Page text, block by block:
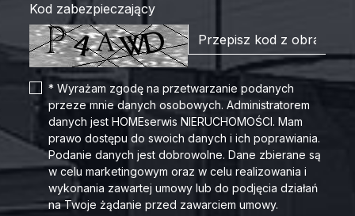
Kod zabezpieczający
* Wyrażam zgodę na przetwarzanie podanych
przeze mnie danych osobowych. Administratorem
danych jest HOMEserwis NIERUCHOMOŚCI. Mam
prawo dostępu do swoich danych i ich poprawiania.
Podanie danych jest dobrowolne. Dane zbierane są
w celu marketingowym oraz w celu realizowania i
wykonania zawartej umowy lub do podjęcia działań
na Twoje żądanie przed zawarciem umowy.